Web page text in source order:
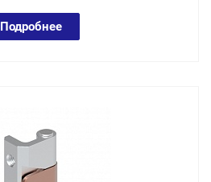
Подробнее